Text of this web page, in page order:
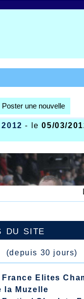
du site
(depuis 30 jours)
France Elites
la Muzelle
Poster une nouvelle
- le05/03/
DE FRANCE